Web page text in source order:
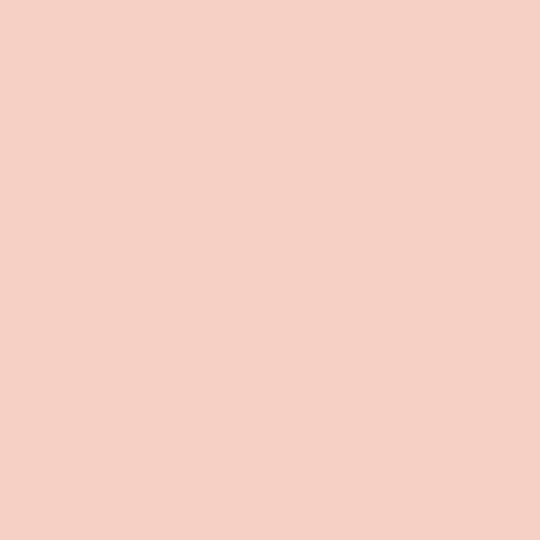
Renate, stelle dich doch
das wissen wir.
einen Background.
mache vor allen